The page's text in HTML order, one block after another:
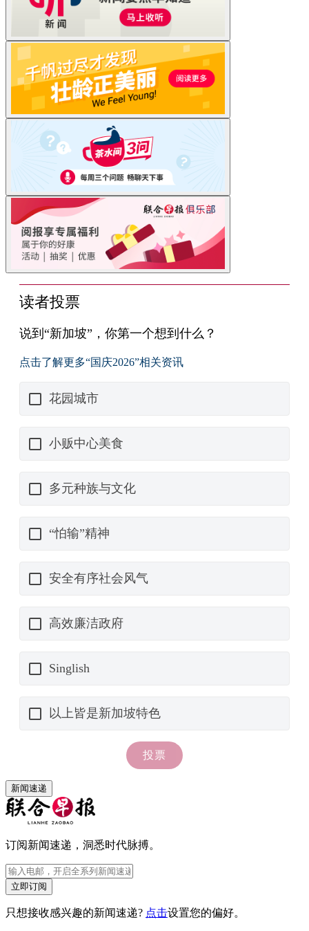
新闻速递
订阅新闻速递，洞悉时代脉搏。
立即订阅
只想接收感兴趣的新闻速递? 点击设置您的偏好。